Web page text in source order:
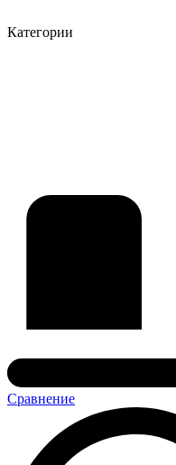
Категории
Сравнение